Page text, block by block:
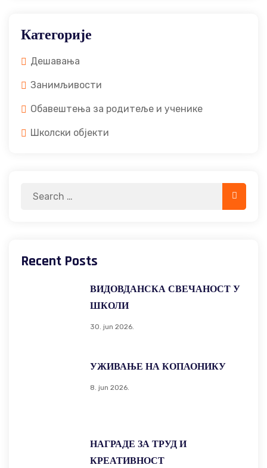
Категорије
Дешавања
Занимљивости
Обавештења за родитеље и ученике
Школски објекти
Search
Search
Recent Posts
ВИДОВДАНСКА СВЕЧАНОСТ У
ШКОЛИ
30. jun 2026.
УЖИВАЊЕ НА КОПАОНИКУ
8. jun 2026.
НАГРАДЕ ЗА ТРУД И
КРЕАТИВНОСТ